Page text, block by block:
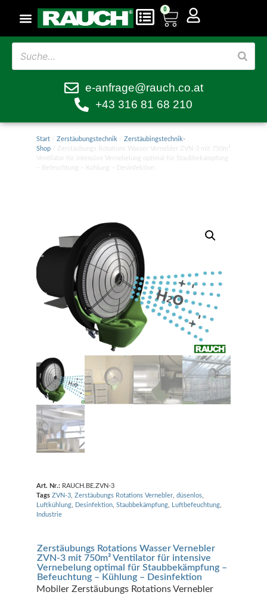
0
e-anfrage@rauch.co.at
+43 316 81 68 210
Start/ Zerstäubungstechnik
Zerstäubingstechnik-
Shop/ Zerstäubungs Rotations Wasser Vernebler ZVN-3 mit 750m³
Ventilator für intensive Vernebelung optimal für Staubbekämpfung
– Befeuchtung – Kühlung – Desinfektion
Art. Nr.: RAUCH.BE.ZVN-3
Tags ZVN-3, Zerstäubungs Rotations Vernebler, düsenlos,
Luftkühlung, Desinfektion, Staubbekämpfung, Luftbefeuchtung,
Industrie
Zerstäubungs Rotations Wasser Vernebler
ZVN-3 mit 750m³ Ventilator für intensive
Vernebelung optimal für Staubbekämpfung –
Befeuchtung – Kühlung – Desinfektion
Mobiler Zerstäubungs Rotations Vernebler